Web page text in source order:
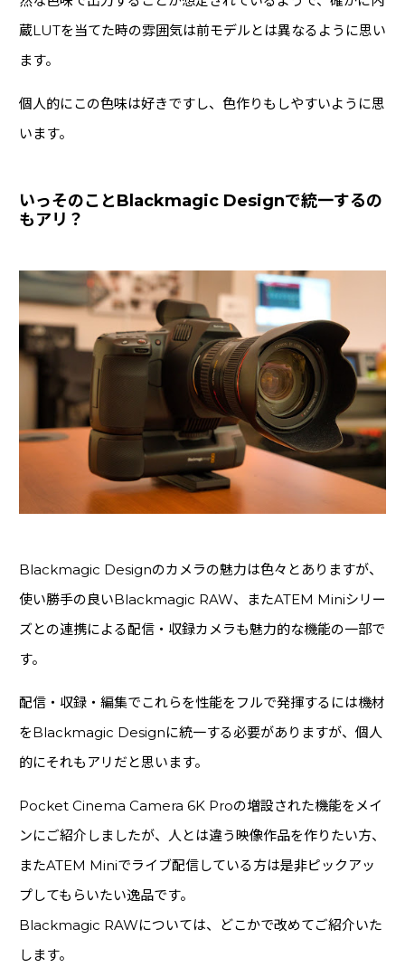
蔵LUTを当てた時の雰囲気は前モデルとは異なるように思い
ます。
個人的にこの色味は好きですし、色作りもしやすいように思
います。
いっそのことBlackmagic Designで統一するの
もアリ？
Blackmagic Designのカメラの魅力は色々とありますが、
使い勝手の良いBlackmagic RAW、またATEM Miniシリー
ズとの連携による配信・収録カメラも魅力的な機能の一部で
す。
配信・収録・編集でこれらを性能をフルで発揮するには機材
をBlackmagic Designに統一する必要がありますが、個人
的にそれもアリだと思います。
Pocket Cinema Camera 6K Proの増設された機能をメイ
ンにご紹介しましたが、人とは違う映像作品を作りたい方、
またATEM Miniでライブ配信している方は是非ピックアッ
プしてもらいたい逸品です。
Blackmagic RAWについては、どこかで改めてご紹介いた
します。